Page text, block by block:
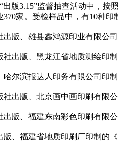
出版3.15”监督抽查活动中，
370家。受检样品中，有10种
出版、雄县鑫鸿源印业有限公
社出版、黑龙江省地质测绘印
哈尔滨报达人印务有限公司印
社出版、北京画中画印刷有限
出版、福建东南彩色印刷有限
版、福建省地质印刷厂印制的